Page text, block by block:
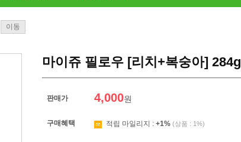
이동
마이쥬 필로우 [리치+복숭아] 284g
판매가 4,000원
구매혜택 적립 마일리지 : +1% (상품 : 1%)